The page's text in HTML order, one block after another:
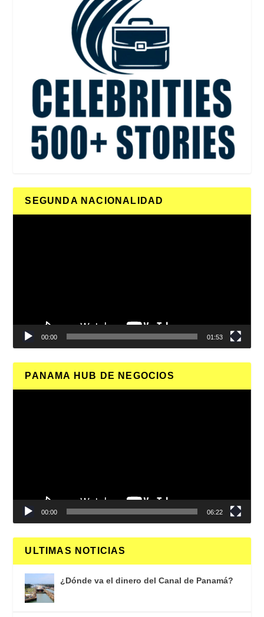
SEGUNDA NACIONALIDAD
00:00 01:53
PANAMA HUB DE NEGOCIOS
00:00 06:22
ULTIMAS NOTICIAS
¿Dónde va el dinero del Canal de Panamá?